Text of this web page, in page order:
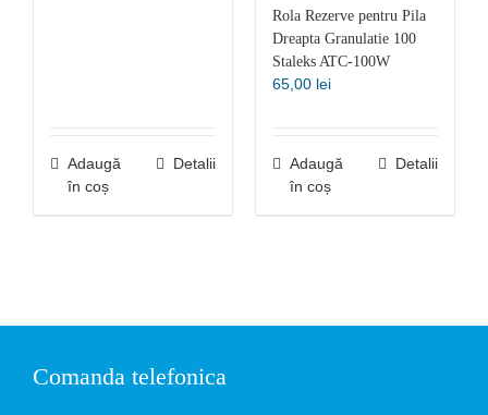
Adaugă
în coș
Detalii
Rola Rezerve pentru Pila
Dreapta Granulatie 100
Staleks ATC-100W
65,00 lei
Adaugă
în coș
Detalii
Comanda telefonica